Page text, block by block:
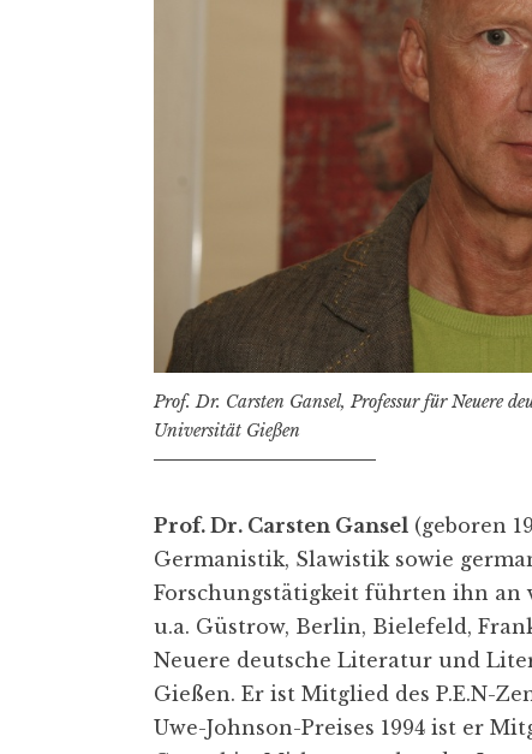
Prof. Dr. Carsten Gansel, Professur für Neuere
Universität Gießen
Prof. Dr. Carsten Gansel (geboren
Germanistik, Slawistik sowie
Forschungstätigkeit führten ihn an
u.a. Güstrow, Berlin, Bielefeld,
Neuere deutsche Literatur und
Gießen. Er ist Mitglied des P.E.N-
Uwe-Johnson-Preises 1994 ist er